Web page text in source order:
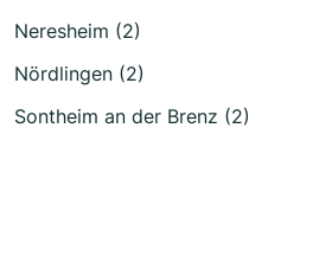
Neresheim (2)
Nördlingen (2)
Sontheim an der Brenz (2)